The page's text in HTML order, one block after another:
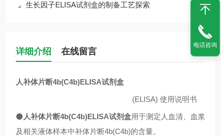
生长因子ELISA试剂盒的制备工艺探索
详细介绍 在线留言
人补体片断4b(C4b)ELISA试剂盒
(ELISA) 使用说明书
⚫ 人补体片断4b(C4b)ELISA试剂盒用于测定人血清、血浆
及相关液体样本中补体片断4b(C4b)的含量。
电话咨询